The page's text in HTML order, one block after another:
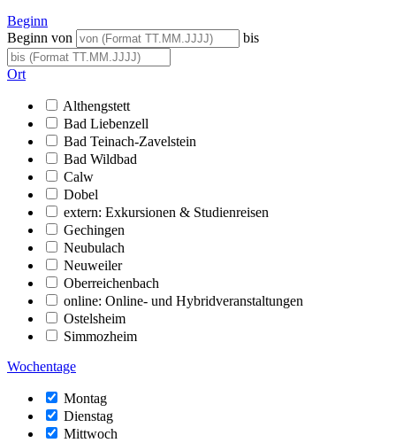
Beginn
Beginn von
bis
Ort
Althengstett
Bad Liebenzell
Bad Teinach-Zavelstein
Bad Wildbad
Calw
Dobel
extern: Exkursionen & Studienreisen
Gechingen
Neubulach
Neuweiler
Oberreichenbach
online: Online- und Hybridveranstaltungen
Ostelsheim
Simmozheim
Wochentage
Montag
Dienstag
Mittwoch